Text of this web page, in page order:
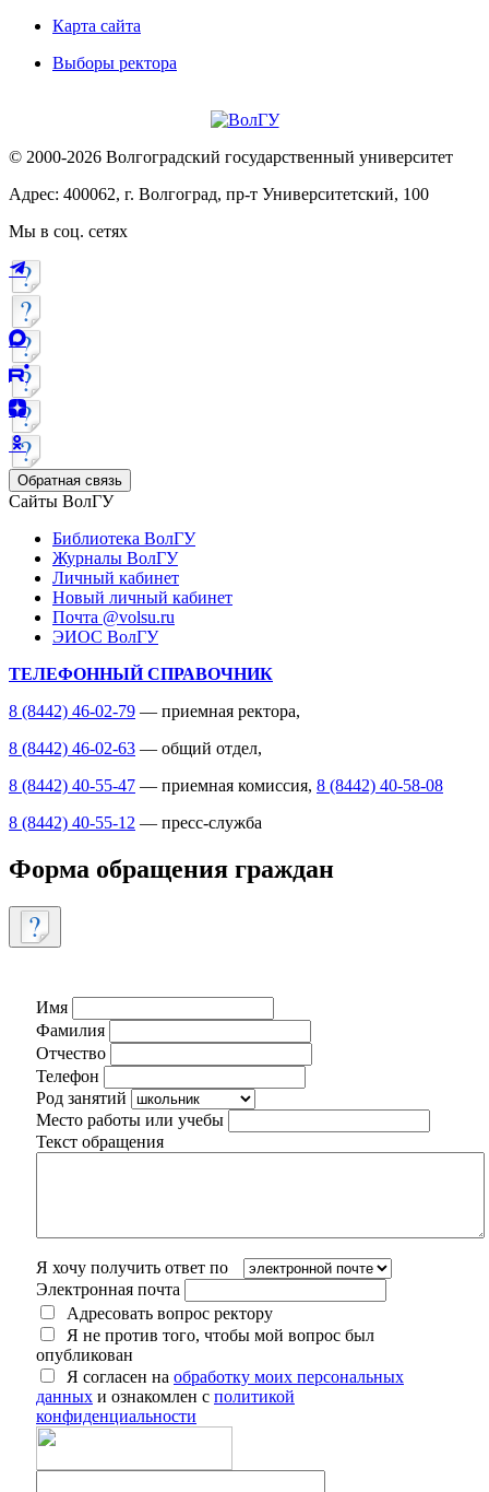
Карта сайта
Выборы ректора
© 2000-2026 Волгоградский государственный университет
Адрес: 400062, г. Волгоград, пр-т Университетский, 100
Мы в соц. сетях
Обратная связь
Сайты ВолГУ
Библиотека ВолГУ
Журналы ВолГУ
Личный кабинет
Новый личный кабинет
Почта @volsu.ru
ЭИОС ВолГУ
ТЕЛЕФОННЫЙ СПРАВОЧНИК
8 (8442) 46-02-79 — приемная ректора,
8 (8442) 46-02-63 — общий отдел,
8 (8442) 40-55-47 — приемная комиссия, 8 (8442) 40-58-08
8 (8442) 40-55-12 — пресс-служба
Форма обращения граждан
Имя
Фамилия
Отчество
Телефон
Род занятий
Место работы или учебы
Текст обращения
Я хочу получить ответ по
Электронная почта
Адресовать вопрос ректору
Я не против того, чтобы мой вопрос был
опубликован
Я согласен на обработку моих персональных
данных и ознакомлен с политикой
конфиденциальности